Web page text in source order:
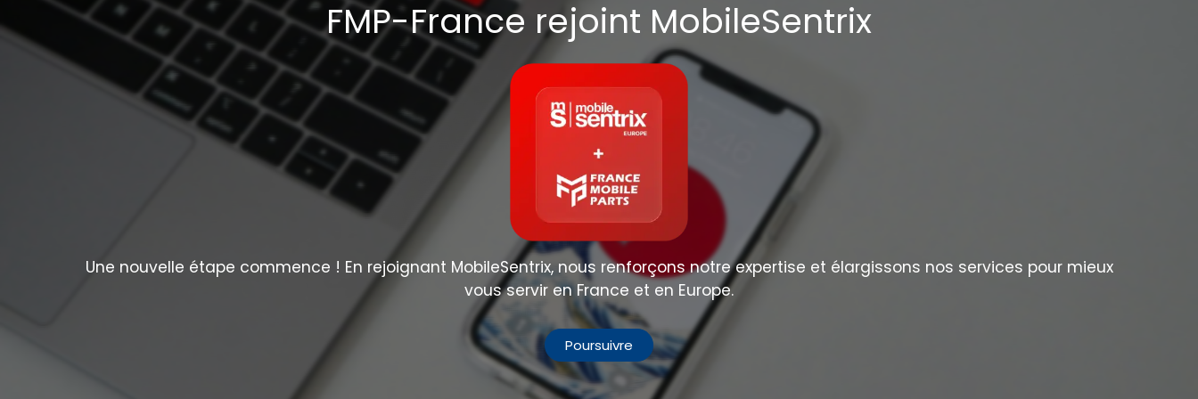
FMP-France rejoint MobileSentrix
Une nouvelle étape commence ! En rejoignant MobileSentrix, nous renforçons notre expertise et élargissons nos services pour mieux
vous servir en France et en Europe.
Poursuivre